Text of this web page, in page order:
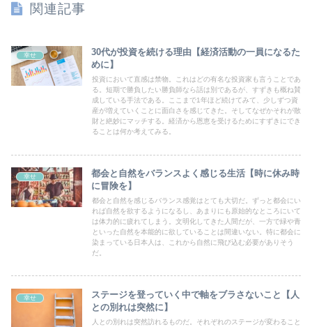
関連記事
幸せ
30代が投資を続ける理由【経済活動の一員になるた
めに】
投資において直感は禁物。これはどの有名な投資家も言うことであ
る。短期で勝負したい勝負師なら話は別であるが、すずきも概ね賛
成している手法である。ここまで1年ほど続けてみて、少しずつ資
産が増えていくことに面白さを感じてきた。そしてなぜかそれが散
財と絶妙にマッチする。経済から恩恵を受けるためにすずきにでき
ることは何か考えてみる。
幸せ
都会と自然をバランスよく感じる生活【時に休み時
に冒険を】
都会と自然を感じるバランス感覚はとても大切だ。ずっと都会にい
れば自然を欲するようになるし、あまりにも原始的なところにいて
は体力的に疲れてしまう。文明化してきた人間だが、一方で緑や青
といった自然を本能的に欲していることは間違いない。特に都会に
染まっている日本人は、これから自然に飛び込む必要がありそう
だ。
幸せ
ステージを登っていく中で軸をブラさないこと【人
との別れは突然に】
人との別れは突然訪れるものだ。それぞれのステージが変わること